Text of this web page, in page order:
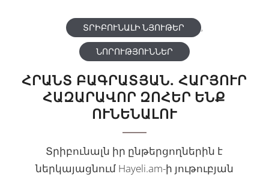
ՀՐԱՆՏ ԲԱԳՐԱՏՅԱՆ. ՀԱՐՅՈՒՐ
ՀԱԶԱՐԱՎՈՐ ԶՈՀԵՐ ԵՆՔ
ՈՒՆԵՆԱԼՈՒ
ՏՐԻԲՈՒՆԱԼԻ ՆՅՈՒԹԵՐ ,
ՆՈՐՈՒԹՅՈՒՆՆԵՐ
Տրիբունալն իր ընթերցողներին է
ներկայացնում Hayeli.am-ի յութուբյան